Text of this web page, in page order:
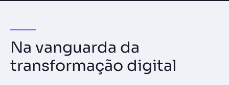
Na vanguarda da
transformação digital